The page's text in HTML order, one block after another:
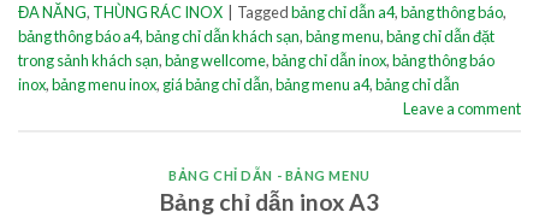
ĐA NĂNG, THÙNG RÁC INOX Taggedbảng chỉ dẫn a4,bảng thông báo,
bảng thông báo a4,bảng chỉ dẫn khách sạn,bảng menu,bảng chỉ dẫn đặt
trong sảnh khách sạn,bảng wellcome,bảng chỉ dẫn inox,bảng thông báo
inox,bảng menu inox, giá bảng chỉ dẫn,bảng menu a4,bảng chỉ dẫn
Leave a comment
BẢNG CHỈ DẪN - BẢNG MENU
Bảng chỉ dẫn inox A3